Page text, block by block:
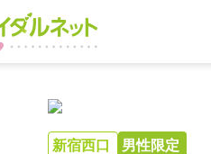
新宿西口 男性限定